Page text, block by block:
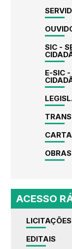
SIC -
E-SIC -
ACESSO
LICITAÇÕES
EDITAIS